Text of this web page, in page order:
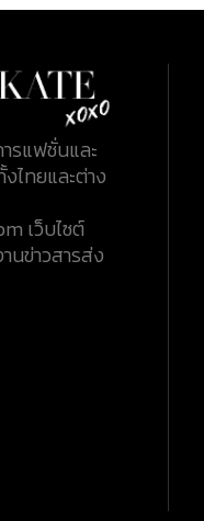
รแฟชั่นและ
ไทยและต่าง
เว็บไซต์
นข่าวสารส่ง